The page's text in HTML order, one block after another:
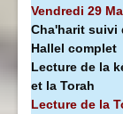
Vendredi 29
Cha'harit suivi
Hallel complet
Lecture de la
et la Torah
Lecture de la